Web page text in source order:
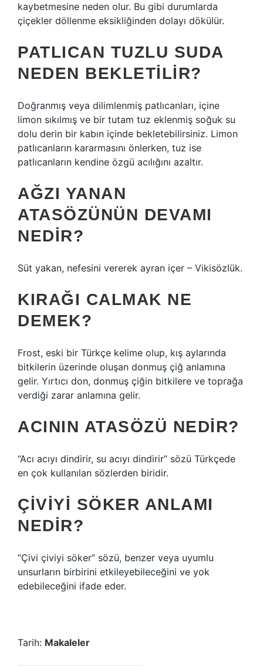
kaybetmesine neden olur. Bu gibi durumlarda
çiçekler döllenme eksikliğinden dolayı dökülür.
PATLICAN TUZLU SUDA
NEDEN BEKLETILIR?
Doğranmış veya dilimlenmiş patlıcanları, içine
limon sıkılmış ve bir tutam tuz eklenmiş soğuk su
dolu derin bir kabın içinde bekletebilirsiniz. Limon
patlıcanların kararmasını önlerken, tuz ise
patlıcanların kendine özgü acılığını azaltır.
AĞZI YANAN
ATASÖZÜNÜN DEVAMI
NEDIR?
Süt yakan, nefesini vererek ayran içer – Vikisözlük.
KIRAĞI CALMAK NE
DEMEK?
Frost, eski bir Türkçe kelime olup, kış aylarında
bitkilerin üzerinde oluşan donmuş çiğ anlamına
gelir. Yırtıcı don, donmuş çiğin bitkilere ve toprağa
verdiği zarar anlamına gelir.
ACININ ATASÖZÜ NEDIR?
“Acı acıyı dindirir, su acıyı dindirir” sözü Türkçede
en çok kullanılan sözlerden biridir.
ÇIVIYI SÖKER ANLAMI
NEDIR?
“Çivi çiviyi söker” sözü, benzer veya uyumlu
unsurların birbirini etkileyebileceğini ve yok
edebileceğini ifade eder.
Tarih: Makaleler